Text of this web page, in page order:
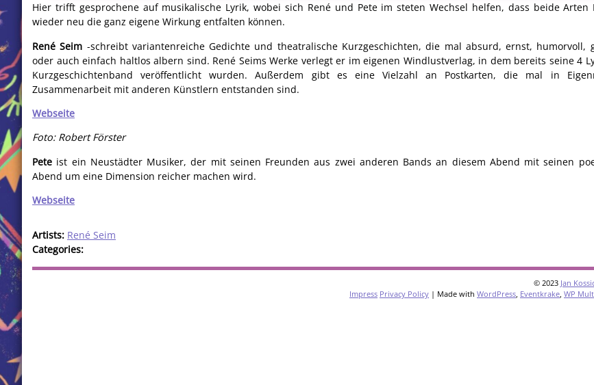
Hier trifft gesprochene auf musikalische Lyrik, wobei sich René und Pete im steten Wechsel helfen, dass beide Arten
wieder neu die ganz eigene Wirkung entfalten können.
René Seim -schreibt variantenreiche Gedichte und theatralische Kurzgeschichten, die mal absurd, ernst, humorvoll,
oder auch einfach haltlos albern sind. René Seims Werke verlegt er im eigenen Windlustverlag, in dem bereits seine 4
Kurzgeschichtenband veröffentlicht wurden. Außerdem gibt es eine Vielzahl an Postkarten, die mal in
Zusammenarbeit mit anderen Künstlern entstanden sind.
Webseite
Foto: Robert Förster
Pete ist ein Neustädter Musiker, der mit seinen Freunden aus zwei anderen Bands an diesem Abend mit seinen
Abend um eine Dimension reicher machen wird.
Webseite
Artists: René Seim
Categories:
© 2023 Jan
Impress Privacy Policy | Made with WordPress, Eventkrake, WP